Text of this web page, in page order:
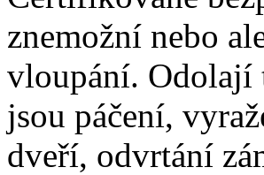
znemožní nebo
vloupání. Odolají
jsou páčení,
dveří, odvrtání